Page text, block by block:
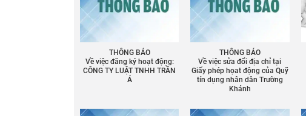
Chia sẻ
THÔNG BÁO
Về việc đăng ký hoạt động:
CÔNG TY LUẬT TNHH TRẦN
Á
THÔNG BÁO
Về việc sửa đổi địa chỉ tại
Giấy phép họat động của Quỹ
tín dụng nhân dân Trường
Khánh